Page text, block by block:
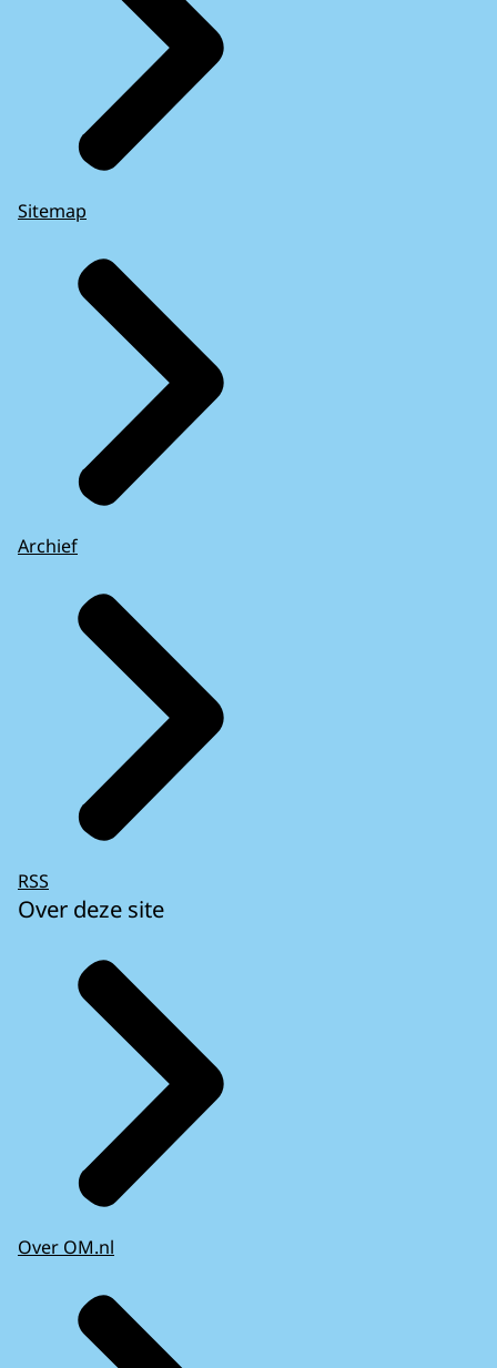
Sitemap
Archief
RSS
Over deze site
Over OM.nl